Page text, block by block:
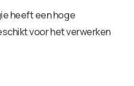
heeft een hoge
voor het verwerken